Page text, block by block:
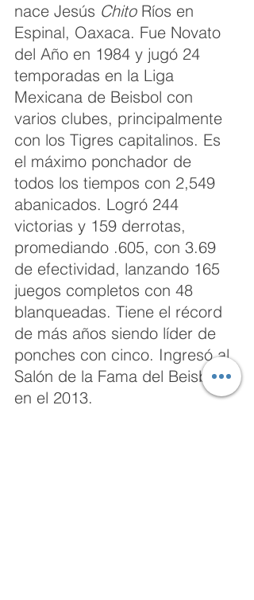
nace Jesús Chito Ríos en
Espinal, Oaxaca. Fue Novato
del Año en 1984 y jugó 24
temporadas en la Liga
Mexicana de Beisbol con
varios clubes, principalmente
con los Tigres capitalinos. Es
el máximo ponchador de
todos los tiempos con 2,549
abanicados. Logró 244
victorias y 159 derrotas,
promediando .605, con 3.69
de efectividad, lanzando 165
juegos completos con 48
blanqueadas. Tiene el récord
de más años siendo líder de
ponches con cinco. Ingresó al
Salón de la Fama del Beisbol
en el 2013.